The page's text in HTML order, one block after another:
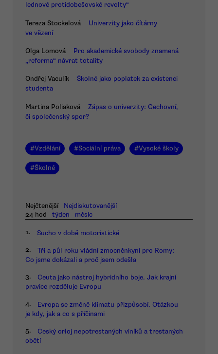
lednové protidobešovské revolty“
Tereza Stockelová
Univerzity jako čítárny
ve vězení
Olga Lomová
Pro akademické svobody znamená
„reforma“ návrat totality
Ondřej Vaculík
Školné jako poplatek za existenci
studenta
Martina Poliaková
Zápas o univerzity: Cechovní,
či společenský spor?
#Vzdělání #Sociální práva #Vysoké školy
#Školné
Nejčtenější
Nejdiskutovanější
24 hod
týden měsíc
1. Sucho v době motoristické
2.
Tři a půl roku vládní zmocněnkyní pro Romy:
Co jsme dokázali a proč jsem odešla
3.
Ceuta jako nástroj hybridního boje. Jak krajní
pravice rozděluje Evropu
4.
Evropa se změně klimatu přizpůsobí. Otázkou
je kdy, jak a co s příčinami
5.
Český orloj nepotrestaných viníků a trestaných
obětí